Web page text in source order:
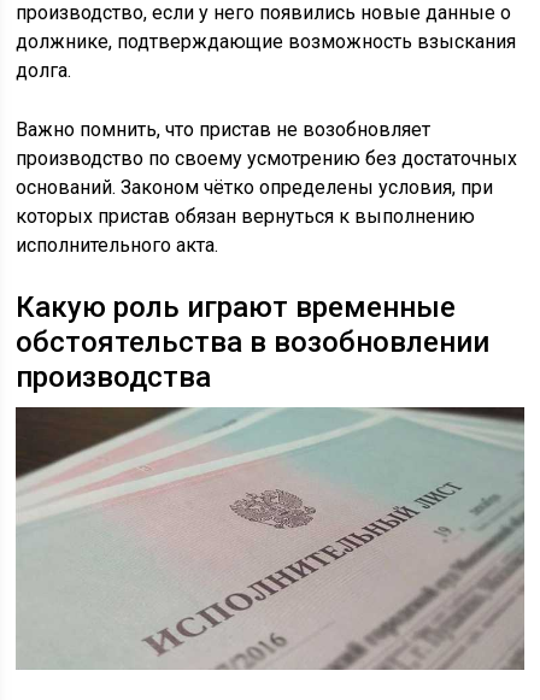
производство, если у него появились новые данные о
должнике, подтверждающие возможность взыскания
долга.
Важно помнить, что пристав не возобновляет
производство по своему усмотрению без достаточных
оснований. Законом чётко определены условия, при
которых пристав обязан вернуться к выполнению
исполнительного акта.
Какую роль играют временные
обстоятельства в возобновлении
производства